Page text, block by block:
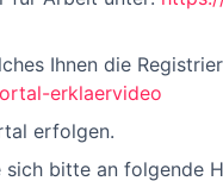
Ihnen die
erklaervideo
erfolgen.
bitte an folgende